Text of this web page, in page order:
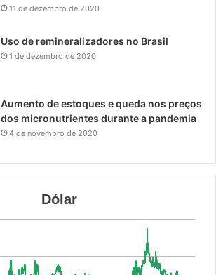
11 de dezembro de 2020
Uso de remineralizadores no Brasil
1 de dezembro de 2020
Aumento de estoques e queda nos preços
dos micronutrientes durante a pandemia
4 de novembro de 2020